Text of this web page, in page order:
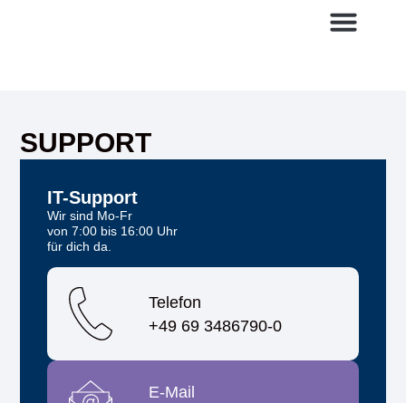
SUPPORT
IT-Support
Wir sind Mo-Fr
von 7:00 bis 16:00 Uhr
für dich da.
Telefon
+49 69 3486790-0
E-Mail